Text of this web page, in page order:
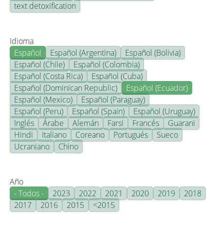
text detoxification
Idioma
Español
Español (Argentina)
Español (Bolivia)
Español (Chile)
Español (Colombia)
Español (Costa Rica)
Español (Cuba)
Español (Dominican Republic)
Español (Ecuador)
Español (Mexico)
Español (Paraguay)
Español (Peru)
Español (Spain)
Español (Uruguay)
Inglés
Árabe Alemán Farsi Francés
Guarani
Hindi
Italiano Coreano Portugués
Sueco
Ucraniano
Chino
Año
- Todos -
2023 2022 2021 2020 2019
2018
2017
2016 2015 <2015